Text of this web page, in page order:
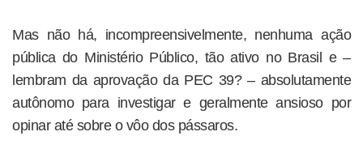
Mas não há, incompreensivelmente, nenhuma ação
pública do Ministério Público, tão ativo no Brasil e –
lembram da aprovação da PEC 39? – absolutamente
autônomo para investigar e geralmente ansioso por
opinar até sobre o vôo dos pássaros.